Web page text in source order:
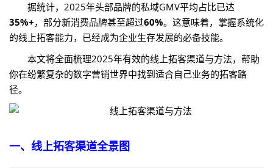
据统计，2025年头部品牌的私域GMV平均占比已达
35%+，部分新消费品牌甚至超过60%。这意味着，掌握系统化
的线上拓客能力，已经成为企业生存发展的必备技能。
本文将全面梳理2025年有效的线上拓客渠道与方法，帮助
你在纷繁复杂的数字营销世界中找到适合自己业务的拓客路
径。
一、线上拓客渠道全景图